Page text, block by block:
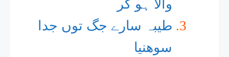
والا ہو کر
طیبہ سارے جگ توں جدا
سوھنیا